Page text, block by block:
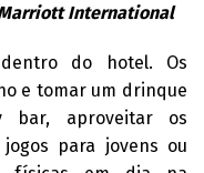
International
do hotel. Os
e tomar um drinque
bar, aproveitar os
para jovens ou